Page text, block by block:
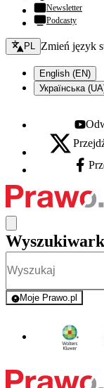
Newsletter
Podcasty
Zmień język - bieżący:
PL Zmień język
English (EN)
Українська
X - otwiera się
Moje Prawo.pl
- rejestracja i